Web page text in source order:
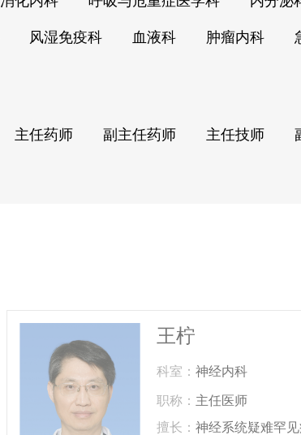
风湿免疫科 血液科 肿瘤内科
主任药师 副主任药师 主任技师
王柠
科室： 神经内科
职称： 主任医师
擅长： 神经系统疑难罕见